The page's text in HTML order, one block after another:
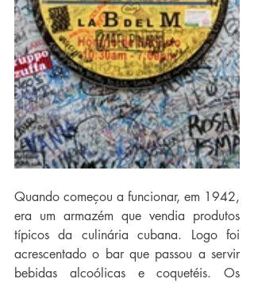
Quando começou a funcionar, em 1942,
era um armazém que vendia produtos
típicos da culinária cubana. Logo foi
acrescentado o bar que passou a servir
bebidas alcoólicas e coquetéis. Os